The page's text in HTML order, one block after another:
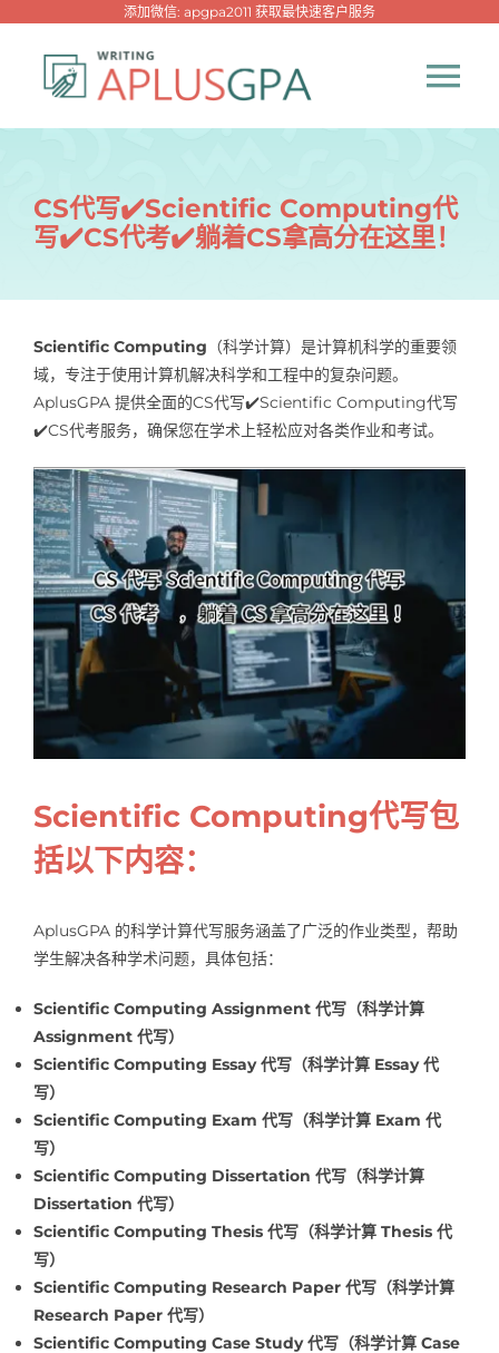
添加微信: apgpa2011 获取最快速客户服务
热门代写
网课专家
Samples Hot!
CS代写✔️Scientific Computing代
写✔️CS代考✔️躺着CS拿高分在这里！
Scientific Computing （科学计算）是计算机科学的重要领
域，专注于使用计算机解决科学和工程中的复杂问题。
AplusGPA 提供全面的CS代写✔️Scientific Computing代写
✔️CS代考服务，确保您在学术上轻松应对各类作业和考试。
Scientific Computing代写包
括以下内容：
AplusGPA 的科学计算代写服务涵盖了广泛的作业类型，帮助
学生解决各种学术问题，具体包括：
Scientific Computing Assignment 代写（科学计算
Assignment 代写）
Scientific Computing Essay 代写（科学计算 Essay 代
写）
Scientific Computing Exam 代写（科学计算 Exam 代
写）
Scientific Computing Dissertation 代写（科学计算
Dissertation 代写）
Scientific Computing Thesis 代写（科学计算 Thesis 代
写）
Scientific Computing Research Paper 代写（科学计算
Research Paper 代写）
Scientific Computing Case Study 代写（科学计算 Case